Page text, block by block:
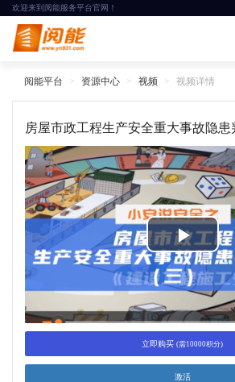
欢迎来到阅能服务平台官网！
阅能平台 资源中心 视频 视频详情
房屋市政工程生产安全重大事故隐患
P
l
a
y
立即购买 (需10000积分)
激活